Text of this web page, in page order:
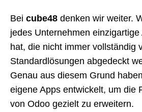
Bei cube48 denken wir weiter.
jedes Unternehmen
hat, die nicht immer vollständig
Standardlösungen abgedeckt
Genau aus diesem Grund
eigene Apps entwickelt, um die
von Odoo gezielt zu erweitern.